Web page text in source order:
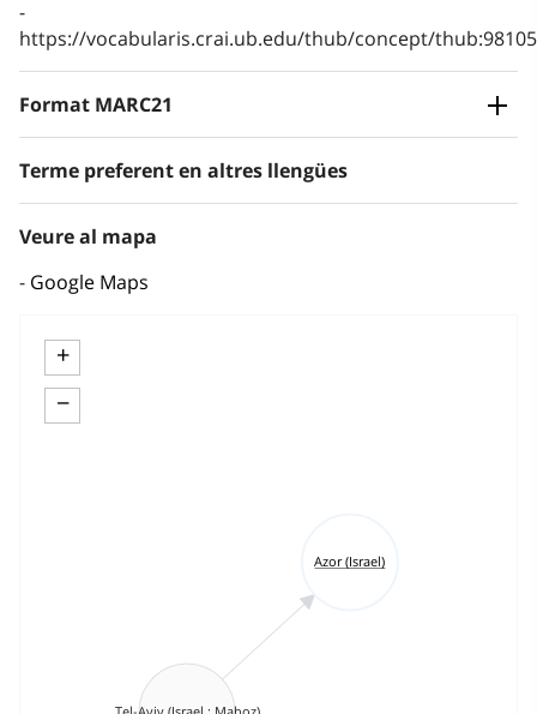
https://vocabularis.crai.ub.edu/thub/concept/
Format MARC21
Terme preferent en altres llengües
Veure al mapa
Google Maps
+
−
Azor (Israel)